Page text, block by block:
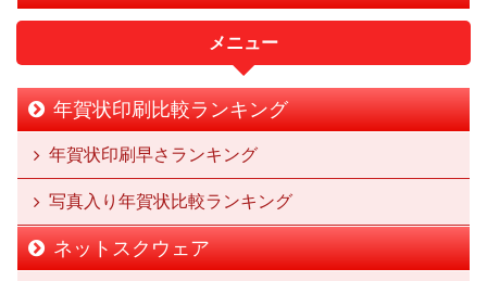
メニュー
年賀状印刷比較ランキング
年賀状印刷早さランキング
写真入り年賀状比較ランキング
ネットスクウェア